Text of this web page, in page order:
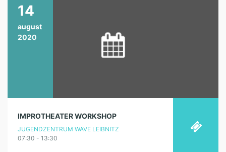
14
august
2020
IMPROTHEATER WORKSHOP
JUGENDZENTRUM WAVE LEIBNITZ
07:30 - 13:30